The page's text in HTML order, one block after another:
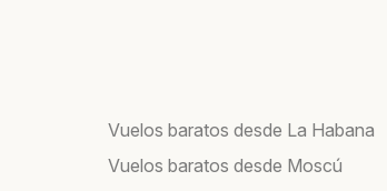
Vuelos baratos desde La Habana
Vuelos baratos desde Moscú